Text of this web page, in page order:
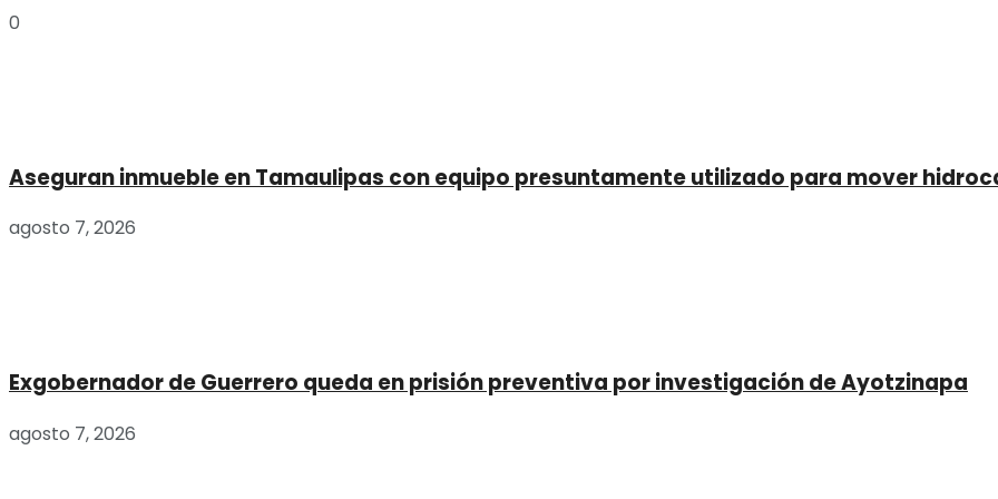
0
Aseguran inmueble en Tamaulipas con equipo presuntamente utilizado para mover
agosto 7, 2026
Exgobernador de Guerrero queda en prisión preventiva por investigación de Ayotzinapa
agosto 7, 2026